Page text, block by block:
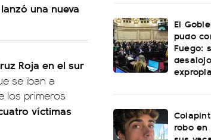
una nueva
Roja en el sur
se iban a
los primeros
víctimas
El
pudo
Fuego:
robo